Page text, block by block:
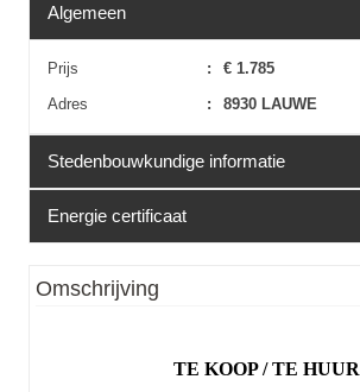
Algemeen
Prijs :
€ 1.785
Adres
: 8930 LAUWE
Stedenbouwkundige informatie
Erfgoed
Energie certificaat
Omschrijving
TE KOOP / TE HUUR